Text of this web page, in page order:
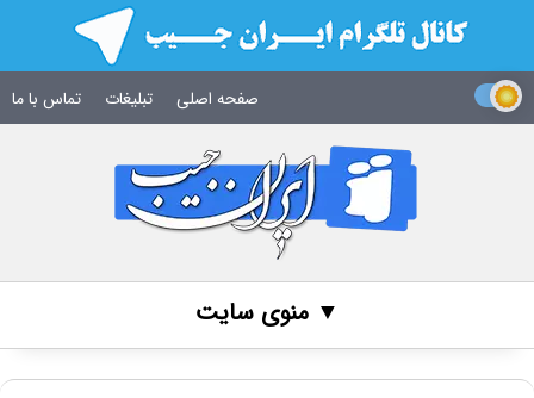
صفحه اصلی تبلیغات تماس با ما
▼ منوی سایت